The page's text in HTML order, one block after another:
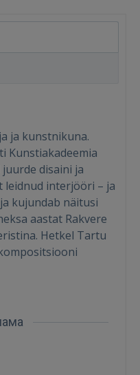
ja kunstnikuna.
Kunstiakadeemia
disaini ja
interjööri – ja
kujundab näitusi
aastat Rakvere
Hetkel Tartu